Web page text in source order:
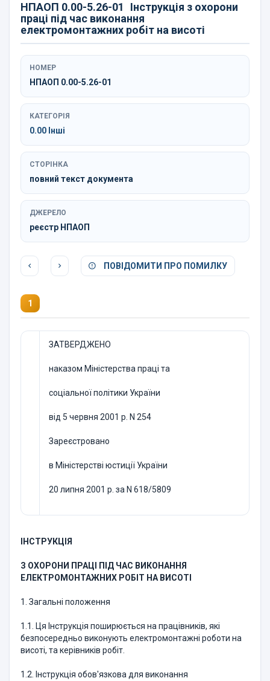
НПАОП 0.00-5.26-01
Інструкція з охорони
праці під час виконання
електромонтажних робіт на висоті
НОМЕР
НПАОП 0.00-5.26-01
КАТЕГОРІЯ
0.00 Інші
СТОРІНКА
повний текст документа
ДЖЕРЕЛО
реєстр НПАОП
ПОВІДОМИТИ ПРО ПОМИЛКУ
1
ЗАТВЕРДЖЕНО
наказом Міністерства праці та
соціальної політики України
від 5 червня 2001 р. N 254
Зареєстровано
в Міністерстві юстиції України
20 липня 2001 р. за N 618/5809
ІНСТРУКЦІЯ
З ОХОРОНИ ПРАЦІ ПІД ЧАС ВИКОНАННЯ
ЕЛЕКТРОМОНТАЖНИХ РОБІТ НА ВИСОТІ
1. Загальні положення
1.1. Ця Інструкція поширюється на працівників, які
безпосередньо виконують електромонтажні роботи на
висоті, та керівників робіт.
1.2. Інструкція обов'язкова для виконання